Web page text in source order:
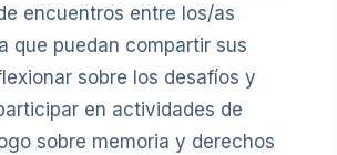
encuentros entre los/as
que puedan compartir sus
sobre los desafíos y
en actividades de
sobre memoria y derechos